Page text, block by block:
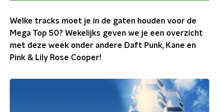
Welke tracks moet je in de gaten houden voor de
Mega Top 50? Wekelijks geven we je een overzicht
met deze week onder andere Daft Punk, Kane en
Pink & Lily Rose Cooper!